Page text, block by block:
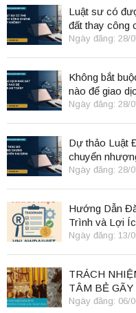
Luật sư có
đất thay công
Ngày đăng: 28/
Không bắt
nào để giao
Ngày đăng: 28/
Dự thảo Luật
chuyển
Ngày đăng: 28/
Hướng Dẫn
Trình và Lợi
Ngày đăng: 13/
TRÁCH
TÂM BẺ GÃY
Ngày đăng: 06/